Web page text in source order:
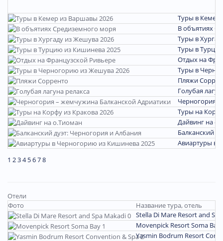
Туры в Кемер
В объятиях
Туры в
Туры в
Отдых на
Туры в
Пляжи
Голубая
Черногория
Туры на
Дайвинг на
Балканский
Авиартуры в
1 234 5678
Отели
Фото
Название тура, отель
Stella Di Mare Resort and
Movenpick Resort Soma
Yasmin Bodrum Resort